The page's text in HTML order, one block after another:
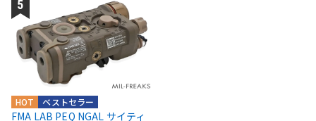
ベストセラー
HOT
FMA LAB PEQ NGAL サイティ